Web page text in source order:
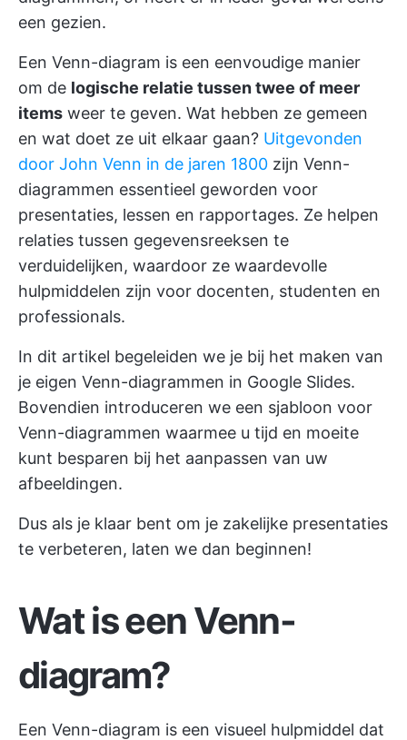
een gezien.
Een Venn-diagram is een eenvoudige manier
om de logische relatie tussen twee of meer
items weer te geven. Wat hebben ze gemeen
en wat doet ze uit elkaar gaan? Uitgevonden
door John Venn in de jaren 1800 zijn Venn-
diagrammen essentieel geworden voor
presentaties, lessen en rapportages. Ze helpen
relaties tussen gegevensreeksen te
verduidelijken, waardoor ze waardevolle
hulpmiddelen zijn voor docenten, studenten en
professionals.
In dit artikel begeleiden we je bij het maken van
je eigen Venn-diagrammen in Google Slides.
Bovendien introduceren we een sjabloon voor
Venn-diagrammen waarmee u tijd en moeite
kunt besparen bij het aanpassen van uw
afbeeldingen.
Dus als je klaar bent om je zakelijke presentaties
te verbeteren, laten we dan beginnen!
Wat is een Venn-
diagram?
Een Venn-diagram is een visueel hulpmiddel dat